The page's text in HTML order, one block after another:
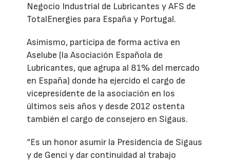
Negocio Industrial de Lubricantes y AFS de
TotalEnergies para España y Portugal.
Asimismo, participa de forma activa en
Aselube (la Asociación Española de
Lubricantes, que agrupa al 81% del mercado
en España) donde ha ejercido el cargo de
vicepresidente de la asociación en los
últimos seis años y desde 2012 ostenta
también el cargo de consejero en Sigaus.
“Es un honor asumir la Presidencia de Sigaus
y de Genci y dar continuidad al trabajo